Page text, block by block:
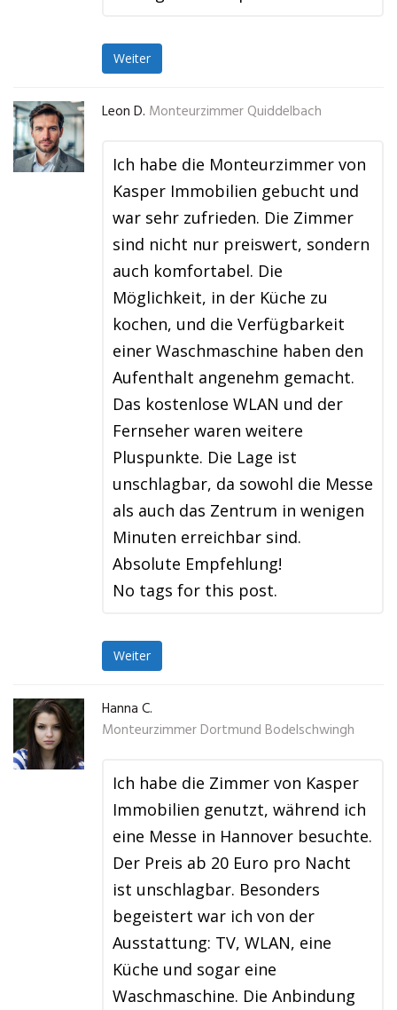
Weiter
Leon D. Monteurzimmer Quiddelbach
Ich habe die Monteurzimmer von
Kasper Immobilien gebucht und
war sehr zufrieden. Die Zimmer
sind nicht nur preiswert, sondern
auch komfortabel. Die
Möglichkeit, in der Küche zu
kochen, und die Verfügbarkeit
einer Waschmaschine haben den
Aufenthalt angenehm gemacht.
Das kostenlose WLAN und der
Fernseher waren weitere
Pluspunkte. Die Lage ist
unschlagbar, da sowohl die Messe
als auch das Zentrum in wenigen
Minuten erreichbar sind.
Absolute Empfehlung!
No tags for this post.
Weiter
Hanna C.
Monteurzimmer Dortmund Bodelschwingh
Ich habe die Zimmer von Kasper
Immobilien genutzt, während ich
eine Messe in Hannover besuchte.
Der Preis ab 20 Euro pro Nacht
ist unschlagbar. Besonders
begeistert war ich von der
Ausstattung: TV, WLAN, eine
Küche und sogar eine
Waschmaschine. Die Anbindung